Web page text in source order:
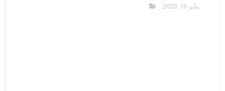
يناير 16, 2020